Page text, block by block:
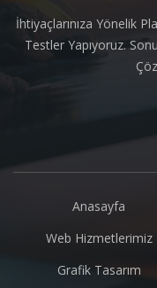
İhtiyaçlarınıza Yönelik
Testler Yapıyoruz.
Anasayfa
Web Hizmetlerimiz
Grafik Tasarım